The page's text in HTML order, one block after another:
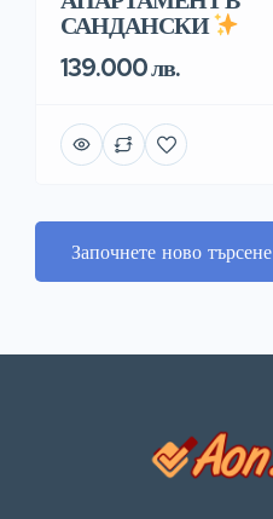
САНДАНСКИ
139.000 лв.
Започнете ново търсене